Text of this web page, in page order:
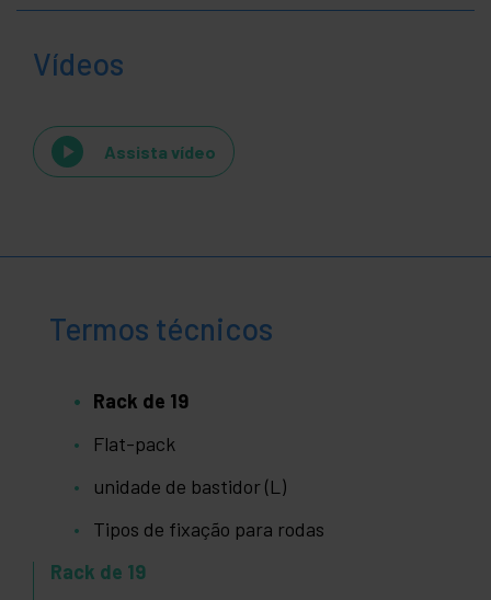
Vídeos
Assista vídeo
Termos técnicos
Rack de 19
Flat-pack
unidade de bastidor (L)
Tipos de fixação para rodas
Rack de 19